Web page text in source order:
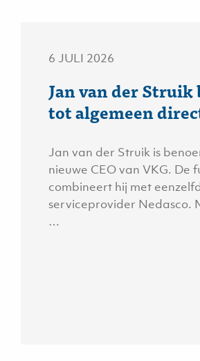
6 JULI 2026
Jan van der Struik
tot algemeen
Jan van der Struik is
nieuwe CEO van VKG. De
combineert hij met
serviceprovider Nedasco.
…